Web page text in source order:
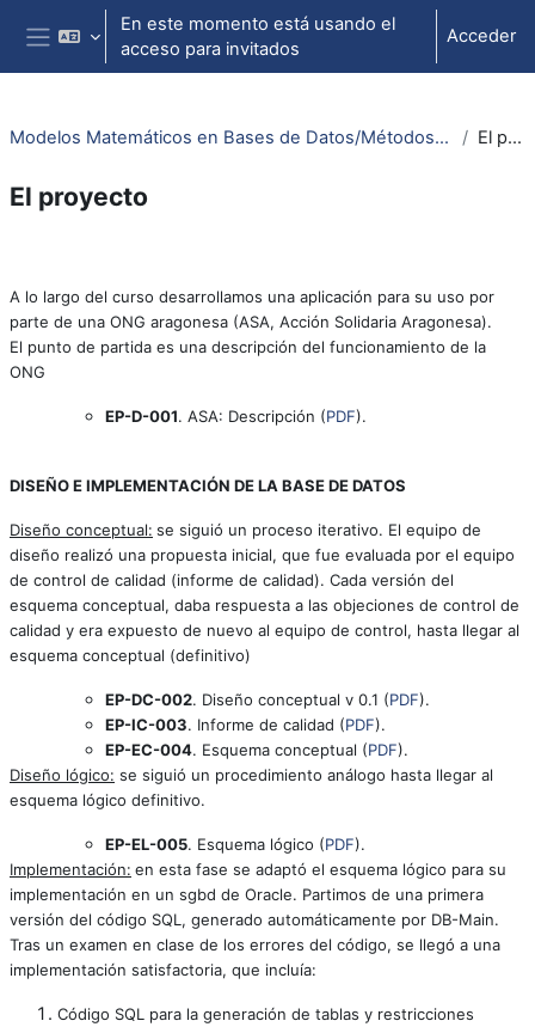
Salta al contenido principal
Panel lateral
En este momento está usando el
acceso para invitados
Acceder
Modelos Matemáticos en Bases de Datos/Métodos Matemáticos en Ingeniería del Software El proyecto
El proyecto
A lo largo del curso desarrollamos una aplicación para su uso por
parte de una ONG aragonesa (ASA, Acción Solidaria Aragonesa).
El punto de partida es una descripción del funcionamiento de la
ONG
EP-D-001. ASA: Descripción (PDF).
DISEÑO E IMPLEMENTACIÓN DE LA BASE DE DATOS
Diseño conceptual: se siguió un proceso iterativo. El equipo de
diseño realizó una propuesta inicial, que fue evaluada por el equipo
de control de calidad (informe de calidad). Cada versión del
esquema conceptual, daba respuesta a las objeciones de control de
calidad y era expuesto de nuevo al equipo de control, hasta llegar al
esquema conceptual (definitivo)
EP-DC-002. Diseño conceptual v 0.1 (PDF).
EP-IC-003. Informe de calidad (PDF).
EP-EC-004. Esquema conceptual (PDF).
Diseño lógico: se siguió un procedimiento análogo hasta llegar al
esquema lógico definitivo.
EP-EL-005. Esquema lógico (PDF).
Implementación: en esta fase se adaptó el esquema lógico para su
implementación en un sgbd de Oracle. Partimos de una primera
versión del código SQL, generado automáticamente por DB-Main.
Tras un examen en clase de los errores del código, se llegó a una
implementación satisfactoria, que incluía:
Código SQL para la generación de tablas y restricciones